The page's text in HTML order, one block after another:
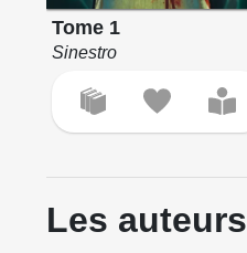
Tome 1
Sinestro
Les auteurs